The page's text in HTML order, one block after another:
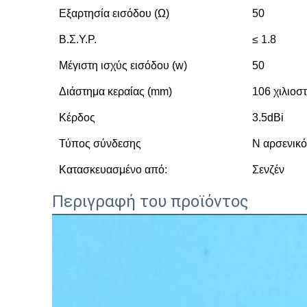
Εξαρτησία εισόδου (Ω) 50
Β.Σ.Υ.Ρ. ≤ 1.8
Μέγιστη ισχύς εισόδου (w) 50
Διάστημα κεραίας (mm) 106
Κέρδος 3.5dBi
Τύπος σύνδεσης N αρσενικό
Κατασκευασμένο από: Σενζέν
Περιγραφή του προϊόντος